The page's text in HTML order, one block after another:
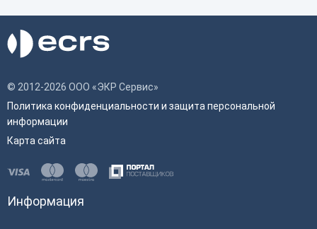
© 2012-2026 ООО «ЭКР Сервис»
Политика конфиденциальности и защита персональной
информации
Карта сайта
Информация